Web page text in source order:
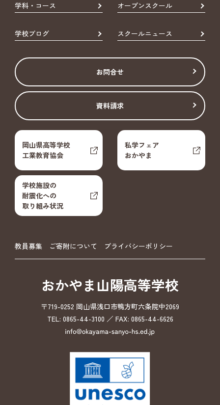
学科・コース オープンスクール
学校ブログ スクールニュース
お問合せ
資料請求
岡山県高等学校
工業教育協会
私学フェア
おかやま
学校施設の
耐震化への
取り組み状況
教員募集 ご寄附について プライバシーポリシー
おかやま山陽高等学校
〒719-0252 岡山県浅口市鴨方町六条院中2069
TEL: 0865-44-3100 ／ FAX: 0865-44-6626